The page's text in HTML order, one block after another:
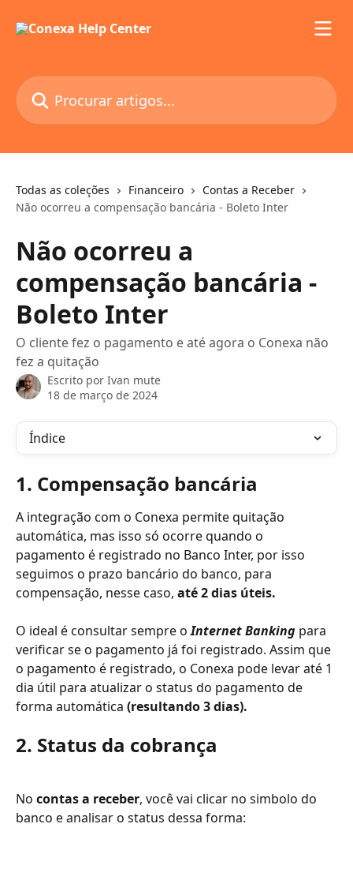
Procurar artigos...
Todas as coleções Financeiro
Contas a Receber
Não ocorreu a compensação bancária - Boleto Inter
Não ocorreu a
compensação bancária -
Boleto Inter
O cliente fez o pagamento e até agora o Conexa não
fez a quitação
Escrito por Ivan mute
18 de março de 2024
Índice
1. Compensação bancária
A integração com o Conexa permite quitação
automática, mas isso só ocorre quando o
pagamento é registrado no Banco Inter, por isso
seguimos o prazo bancário do banco, para
compensação, nesse caso, até 2 dias úteis.
O ideal é consultar sempre o Internet Banking para
verificar se o pagamento já foi registrado. Assim que
o pagamento é registrado, o Conexa pode levar até 1
dia útil para atualizar o status do pagamento de
forma automática (resultando 3 dias).
2. Status da cobrança
No contas a receber, você vai clicar no simbolo do
banco e analisar o status dessa forma: